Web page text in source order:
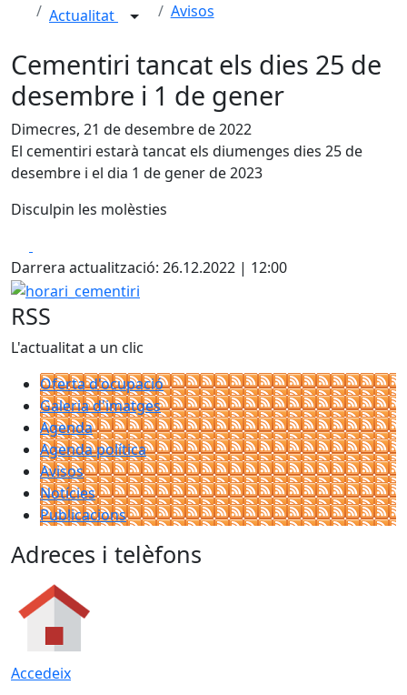
Actualitat Avisos
Cementiri tancat els dies 25 de
desembre i 1 de gener
Dimecres, 21 de desembre de 2022
El cementiri estarà tancat els diumenges dies 25 de
desembre i el dia 1 de gener de 2023
Disculpin les molèsties
Darrera actualització: 26.12.2022 | 12:00
horari_cementiri
RSS
L'actualitat a un clic
Oferta d'ocupació
Galeria d'imatges
Agenda
Agenda política
Avisos
Notícies
Publicacions
Adreces i telèfons
Accedeix